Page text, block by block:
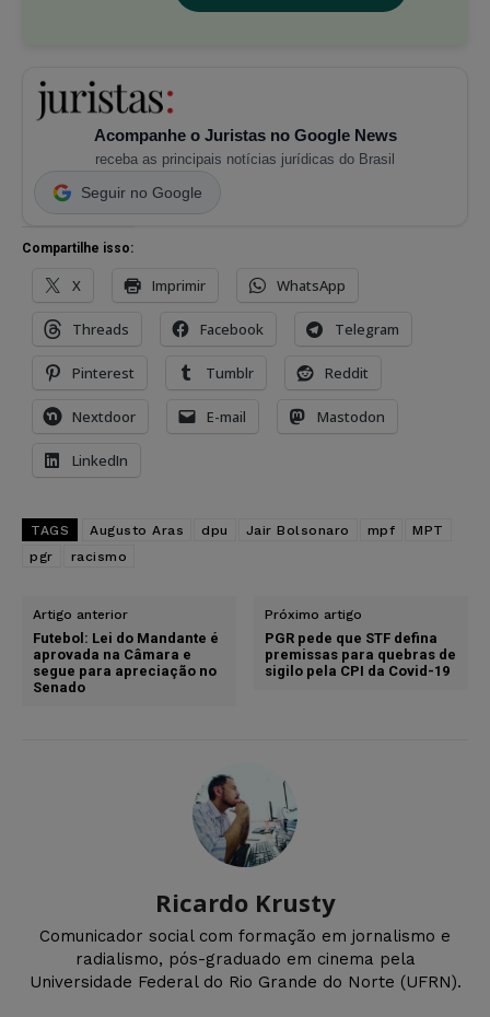
Acompanhe o Juristas no Google News
receba as principais notícias jurídicas do Brasil
Seguir no Google
Compartilhe isso:
X Imprimir WhatsApp
Threads Facebook Telegram
Pinterest Tumblr Reddit
Nextdoor E-mail Mastodon
LinkedIn
TAGS Augusto Aras dpu Jair Bolsonaro mpf
MPT
pgr
racismo
Artigo anterior
Futebol: Lei do Mandante é
aprovada na Câmara e
segue para apreciação no
Senado
Próximo artigo
PGR pede que STF defina
premissas para quebras de
sigilo pela CPI da Covid-19
Ricardo Krusty
Comunicador social com formação em jornalismo e
radialismo, pós-graduado em cinema pela
Universidade Federal do Rio Grande do Norte (UFRN).